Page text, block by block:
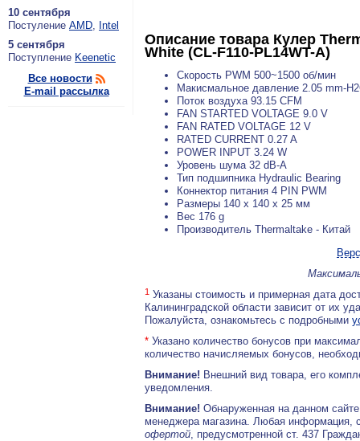
10 сентября
По­сту­ле­ние AMD, Intel
5 сентября
По­ступ­ле­ние Keenetic
Все новости
E-mail рассылка
Описание товара Кулер
White (CL-F110-PL14WT-A)
Скорость PWM 500~1500 об/мин
Макисмальное давление 2.05 mm-
Поток воздуха 93.15 CFM
FAN STARTED VOLTAGE 9.0 V
FAN RATED VOLTAGE 12 V
RATED CURRENT 0.27 A
POWER INPUT 3.24 W
Уровень шума 32 dB-A
Тип подшипника Hydraulic Bearing
Коннектор питания 4 PIN PWM
Размеры 140 x 140 x 25 мм
Вес 176 g
Производитель Thermaltake - Китай
1 Указаны стоимость и примерная дата
Калининградской области зависит от их
Пожалуйста, ознакомьтесь с подробными
* Указано количество бонусов при
количество начисляемых бонусов,
Внимание! Внешний вид товара, его
уведомления.
Внимание! Обнаруженная на данном
менеджера магазина. Любая информация,
офертой, предусмотренной ст. 437